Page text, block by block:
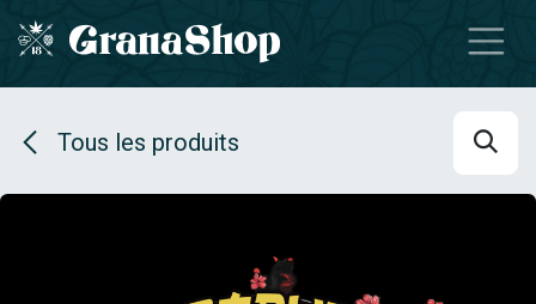
Se rendre au contenu
Tous les produits